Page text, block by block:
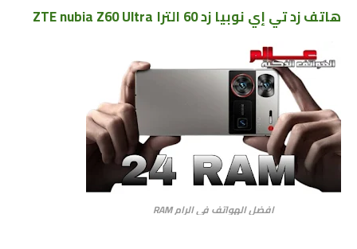
هاتف زد تي إي نوبيا زد 60 الترا ZTE nubia Z60 Ultra
افضل الهواتف في الرام RAM